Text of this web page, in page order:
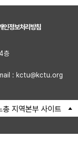
인정보처리방침
층
: kctu@kctu.org
총 지역본부 사이트